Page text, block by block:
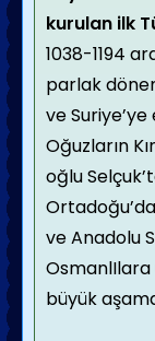
kurulan ilk
1038-1194
parlak
ve
Oğuzların
oğlu
ve Anadolu
büyük